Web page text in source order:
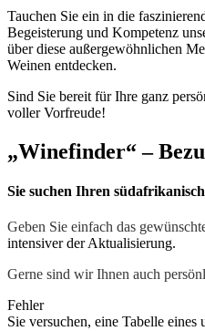
Tauchen Sie ein in die
Begeisterung und Kompetenz
über diese außergewöhnlichen
Weinen entdecken.
Sind Sie bereit für Ihre ganz
voller Vorfreude!
„Winefinder“ –
Sie suchen Ihren
Geben Sie einfach das
intensiver der Aktualisierung.
Gerne sind wir Ihnen auch
Fehler
Sie versuchen, eine Tabelle